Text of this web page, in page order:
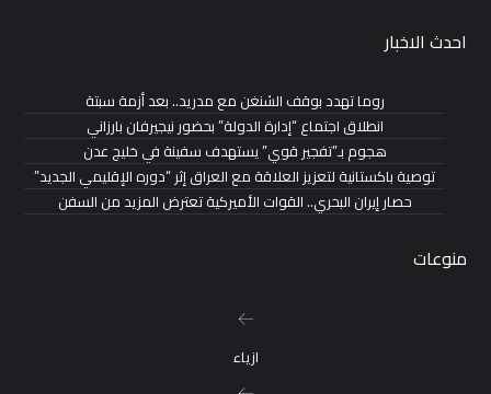
احدث الاخبار
روما تهدد بوقف الشنغن مع مدريد.. بعد أزمة سبتة
انطلاق اجتماع “إدارة الدولة” بحضور نيجيرفان بارزاني
هجوم بـ”تفجير قوي” يستهدف سفينة في خليج عدن
توصية باكستانية لتعزيز العلاقة مع العراق إثر “دوره الإقليمي الجديد”
حصار إيران البحري.. القوات الأميركية تعترض المزيد من السفن
منوعات
ازياء